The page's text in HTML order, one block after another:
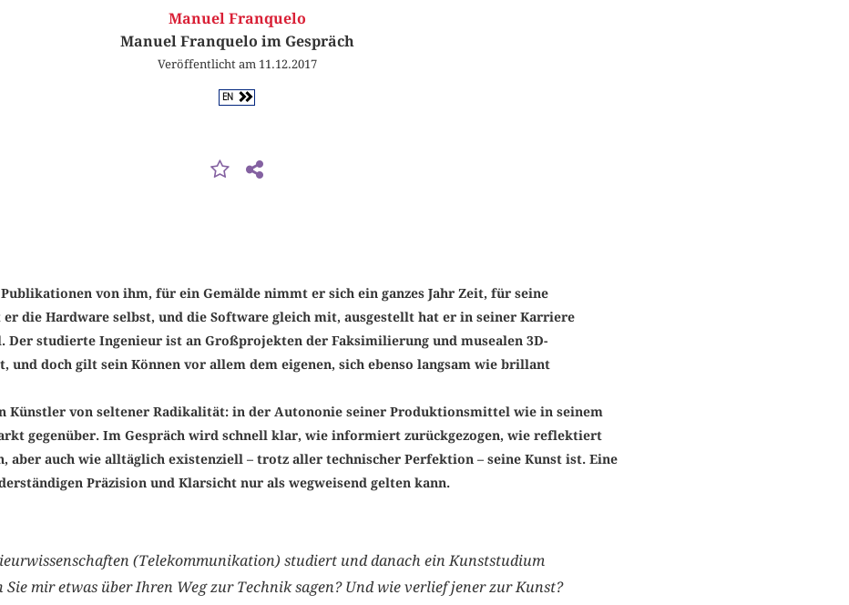
Manuel Franquelo
Manuel Franquelo im Gespräch
Veröffentlicht am 11.12.2017
EN
von ihm, für ein Gemälde nimmt er sich ein ganzes Jahr Zeit, für seine
die Hardware selbst, und die Software gleich mit, ausgestellt hat er in seiner Karriere
Der studierte Ingenieur ist an Großprojekten der Faksimilierung und musealen 3D-
und doch gilt sein Können vor allem dem eigenen, sich ebenso langsam wie brillant
Künstler von seltener Radikalität: in der Autononie seiner Produktionsmittel wie in seinem
gegenüber. Im Gespräch wird schnell klar, wie informiert zurückgezogen, wie reflektiert
aber auch wie alltäglich existenziell – trotz aller technischer Perfektion – seine Kunst ist. Eine
Präzision und Klarsicht nur als wegweisend gelten kann.
(Telekommunikation) studiert und danach ein Kunststudium
Sie mir etwas über Ihren Weg zur Technik sagen? Und wie verlief jener zur Kunst?